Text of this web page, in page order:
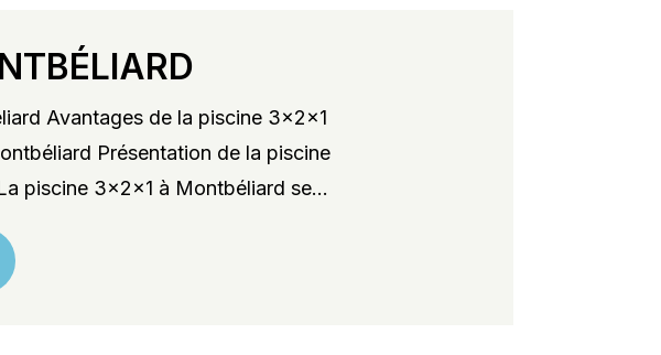
Avantages de la piscine 3x2x1
Présentation de la piscine
piscine 3x2x1 à Montbéliard se...